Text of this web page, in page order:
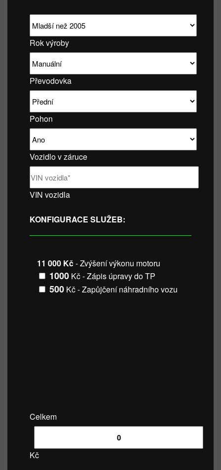
Rok výroby
Převodovka
Pohon
Vozidlo v záruce
VIN vozidla
KONFIGURACE SLUŽEB:
11 000 Kč- Zvýšení výkonu motoru
1000 Kč - Zápis úpravy do TP
500 Kč - Zapůjčení náhradního vozu
Celkem
Kč